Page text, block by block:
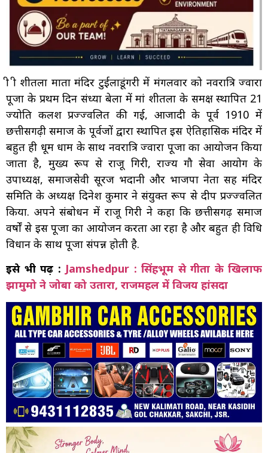
श्री श्री शीतला माता मंदिर टुईलाडूंगरी में मंगलवार को नवरात्रि ज्वारा
पूजा के प्रथम दिन संध्या बेला में मां शीतला के समक्ष स्थापित 21
ज्योति कलश प्रज्ज्वलित की गई, आजादी के पूर्व 1910 में
छत्तीसगढ़ी समाज के पूर्वजों द्वारा स्थापित इस ऐतिहासिक मंदिर में
बहुत ही धूम धाम के साथ नवरात्रि ज्वारा पूजा का आयोजन किया
जाता है, मुख्य रूप से राजू गिरी, राज्य गौ सेवा आयोग के
उपाध्यक्ष, समाजसेवी सूरज भदानी और भाजपा नेता सह मंदिर
समिति के अध्यक्ष दिनेश कुमार ने संयुक्त रूप से दीप प्रज्ज्वलित
किया. अपने संबोधन में राजू गिरी ने कहा कि छत्तीसगढ़ समाज
वर्षों से इस पूजा का आयोजन करता आ रहा है और बहुत ही विधि
विधान के साथ पूजा संपन्न होती है.
इसे भी पढ़ें : Jamshedpur : सिंहभूम से गीता के खिलाफ
झामुमो ने जोबा को उतारा, राजमहल में विजय हांसदा